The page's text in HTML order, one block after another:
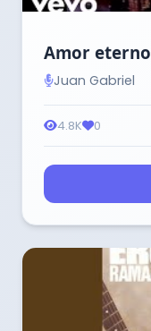
Amor eterno
Juan Gabriel
4.8K 0